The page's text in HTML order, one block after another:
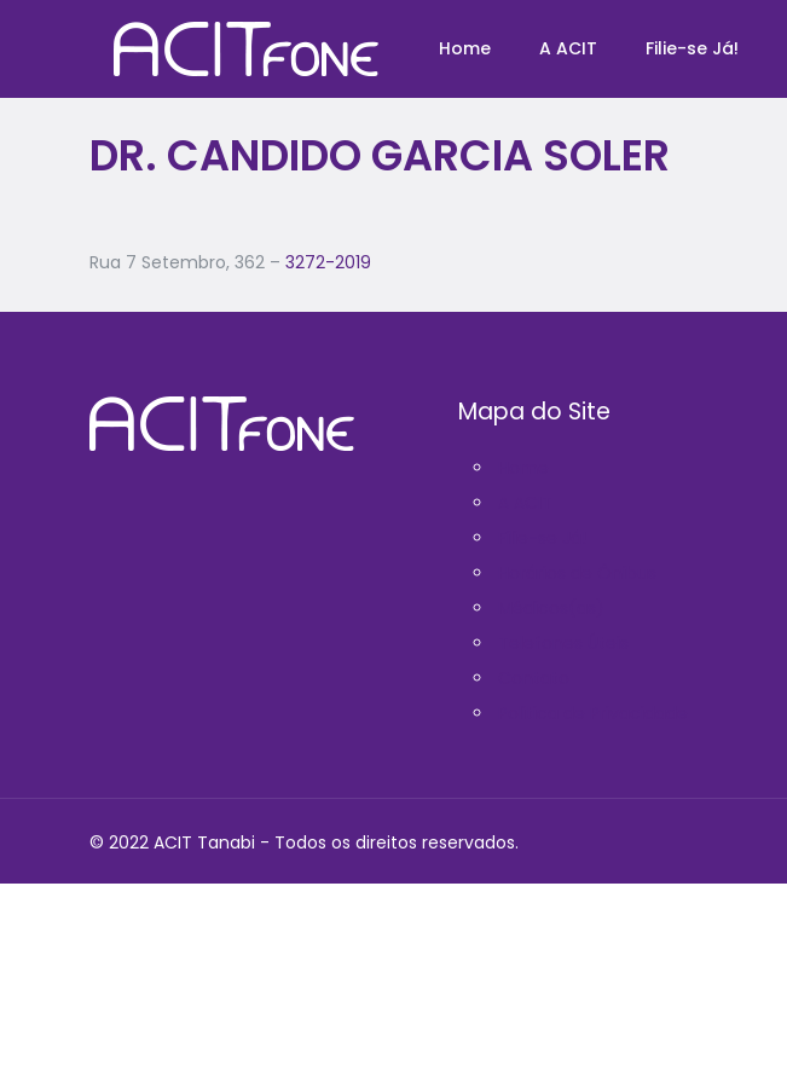
Home A ACIT Filie-se Já!
DR. CANDIDO GARCIA SOLER
Rua 7 Setembro, 362 –3272-2019
Mapa do Site
© 2022 ACIT Tanabi - Todos os direitos reservados.